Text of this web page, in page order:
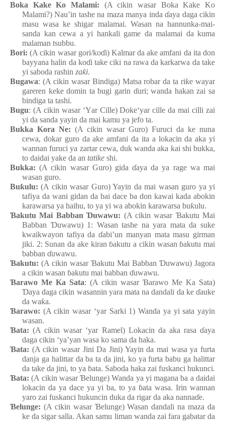
Boka Kake Ko Malami: (A cikin wasar Boka Kake Ko
Malami?) Nau’in tashe na maza manya inda ɗaya daga cikin
masu wasa ke shigar malamai. Wasan na hannunka-mai-
sanda kan cewa a yi hankali game da malamai da kuma
malaman tsubbu.
Bori: (A cikin wasar gori/koɗi) Kalmar da ake amfani da ita don
bayyana halin da koɗi take ciki na rawa da karkarwa da take
yi saboda rashin zaƙi.
Bugawa: (A cikin wasar Bindiga) Matsa robar da ta riƙe wayar
gareren keke domin ta bugi garin ɗuri; wanda hakan zai sa
bindiga ta tashi.
Bugu: (A cikin wasar ‘Yar Cille) Doke‘yar cille da mai cilli zai
yi da sanda yayin da mai kamu ya jefo ta.
Bukka Kora Ne: (A cikin wasar Guro) Furuci da ke nuna
cewa, dokar guro da ake amfani da ita a lokacin da aka yi
wannan furuci ya zartar cewa, duk wanda aka kai shi bukka,
to daidai yake da an tatike shi.
Bukka: (A cikin wasar Guro) gida ɗaya da ya rage wa mai
wasan guro.
Buƙulu: (A cikin wasar Guro) Yayin da mai wasan guro ya yi
tafiya da wani gidan da bai dace ba don kawai kada abokin
karawarsa ya haihu, to ya yi wa abokin karawarsa buƙulu.
Ɓakutu Mai Babban Ɗuwawu: (A cikin wasar Ɓakutu Mai
Babban Ɗuwawu) 1: Wasantashe na yara mata da suke
kwaikwayon tafiya daɗabi’un manyan mata masu girman
jiki. 2: Sunan da ake kiran ɓakutu a cikin wasan ɓakutu mai
babban ɗuwawu.
Ɓakutu: (A cikin wasar Ɓakutu Mai Babban Ɗuwawu) Jagora
a cikin wasan ɓakutu mai babban ɗuwawu.
Ɓarawo Me Ka Sata: (A cikin wasar Ɓarawo Me Ka Sata)
Ɗaya daga cikin wasannin yara mata na dandali da ke ɗauke
da waƙa.
Ɓarawo: (A cikin wasar ‘yar Sarki 1) Wanda ya yi sata yayin
wasan.
Ɓata: (A cikin wasar ‘yar Ramel) Lokacin da aka rasa ɗaya
daga cikin ‘ya’yan wasa ko sama da haka.
Ɓata: (A cikin wasar Jini Da Jini) Yayin da mai wasa ya furta
danja ga halittar da ba ta da jini, ko ya furta babu ga halittar
da take da jini, to ya ɓata. Saboda haka zai fuskanci hukunci.
Ɓata: (A cikin wasarƁelunge) Wanda ya yi magana ba a daidai
lokacin da ya dace ya yi ba, to ya ɓata wasa. Irin wannan
yaro zai fuskanci hukuncin duka da rigar da aka nannaɗe.
Ɓelunge: (A cikin wasar Ɓelunge) Wasandandali na maza da
ke da sigar salla. Akan samu liman wanda zai fara gabatar da